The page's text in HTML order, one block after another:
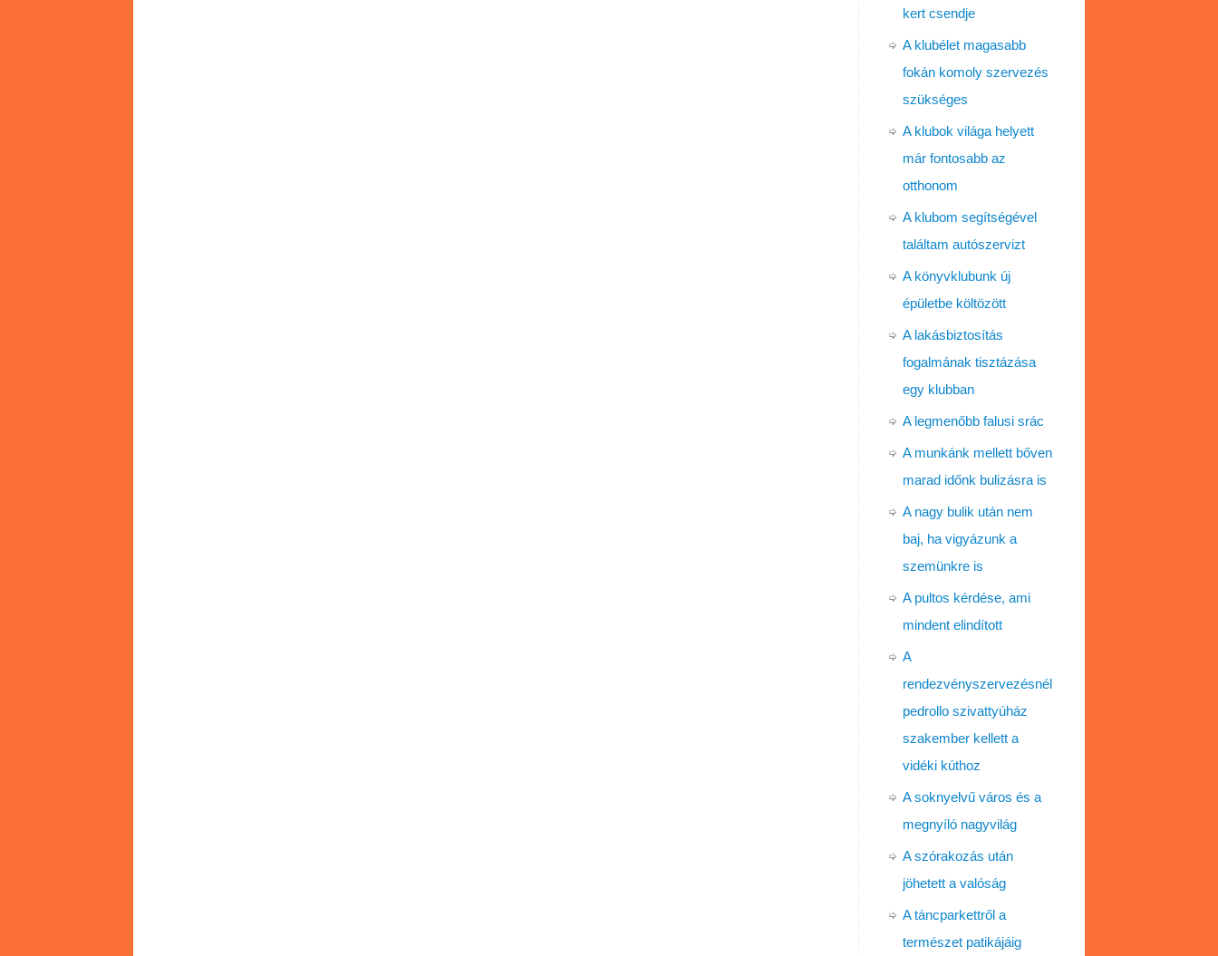
kert csendje
A klubélet magasabb
fokán komoly szervezés
szükséges
A klubok világa helyett
már fontosabb az
otthonom
A klubom segítségével
találtam autószervizt
A könyvklubunk új
épületbe költözött
A lakásbiztosítás
fogalmának tisztázása
egy klubban
A legmenőbb falusi srác
A munkánk mellett bőven
marad időnk bulizásra is
A nagy bulik után nem
baj, ha vigyázunk a
szemünkre is
A pultos kérdése, ami
mindent elindított
A
rendezvényszervezésnél
pedrollo szivattyúház
szakember kellett a
vidéki kúthoz
A soknyelvű város és a
megnyíló nagyvilág
A szórakozás után
jöhetett a valóság
A táncparkettről a
természet patikájáig